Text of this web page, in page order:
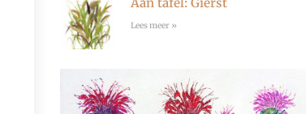
Lees meer »